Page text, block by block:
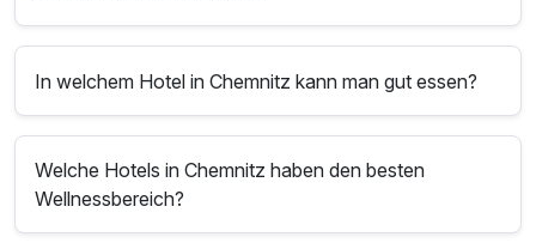
In welchem Hotel in Chemnitz kann man gut essen?
Welche Hotels in Chemnitz haben den besten
Wellnessbereich?